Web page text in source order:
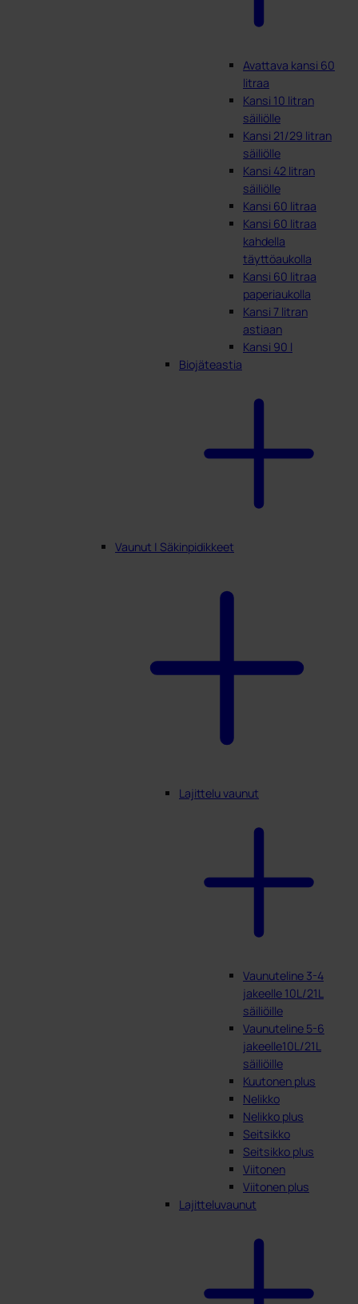
Avattava kansi 60
litraa
Kansi 10 litran
säiliölle
Kansi 21/29 litran
säiliölle
Kansi 42 litran
säiliölle
Kansi 60 litraa
Kansi 60 litraa
kahdella
täyttöaukolla
Kansi 60 litraa
paperiaukolla
Kansi 7 litran
astiaan
Kansi 90 l
Biojäteastia
Vaunut | Säkinpidikkeet
Lajittelu vaunut
Vaunuteline 3-4
jakeelle 10L/21L
säiliöille
Vaunuteline 5-6
jakeelle10L/21L
säiliöille
Kuutonen plus
Nelikko
Nelikko plus
Seitsikko
Seitsikko plus
Viitonen
Viitonen plus
Lajitteluvaunut